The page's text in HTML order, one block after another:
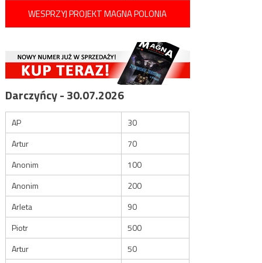
WESPRZYJ PROJEKT MAGNA POLONIA
Darczyńcy - 30.07.2026
AP
30
Artur
70
Anonim
100
Anonim
200
Arleta
90
Piotr
500
Artur
50